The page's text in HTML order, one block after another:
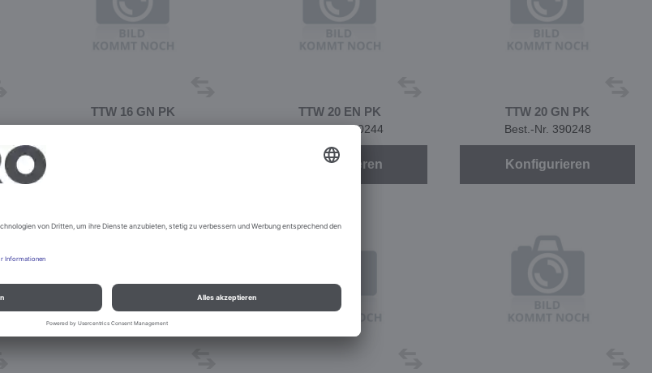
TTW 16 GN PK
Best.-Nr. 390247
TTW 20 EN PK
Best.-Nr. 390244
Konfigurieren
TTW 20 GN PK
Best.-Nr. 390248
Konfigurieren